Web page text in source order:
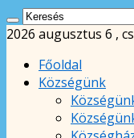
2026 augusztus 6 ,
Főoldal
Községünk